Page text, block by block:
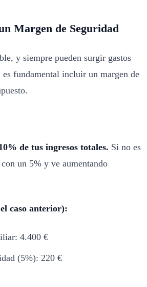
Margen de Seguridad
y siempre pueden surgir gastos
es fundamental incluir un margen de
de tus ingresos totales. Si no es
un 5% y ve aumentando
caso anterior):
4.400 €
(5%): 220 €